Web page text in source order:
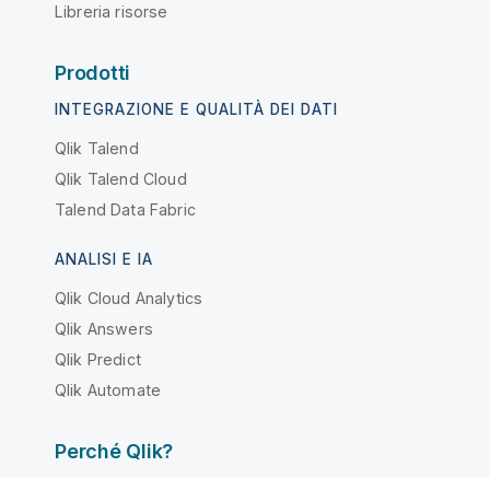
Libreria risorse
Prodotti
INTEGRAZIONE E QUALITÀ DEI DATI
Qlik Talend
Qlik Talend Cloud
Talend Data Fabric
ANALISI E IA
Qlik Cloud Analytics
Qlik Answers
Qlik Predict
Qlik Automate
Perché Qlik?